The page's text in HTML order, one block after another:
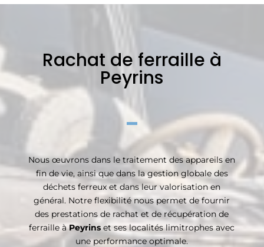
Rachat de ferraille à
Peyrins
Nous œuvrons dans le traitement des appareils en
fin de vie, ainsi que dans la gestion globale des
déchets ferreux et dans leur valorisation en
général. Notre flexibilité nous permet de fournir
des prestations de rachat et de récupération de
ferraille àPeyrins et ses localités limitrophes avec
une performance optimale.